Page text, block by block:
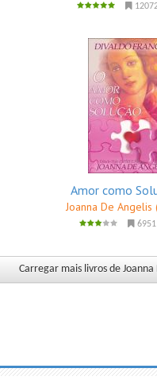
Amor como
Joanna De Angelis
6951
Carregar mais livros de